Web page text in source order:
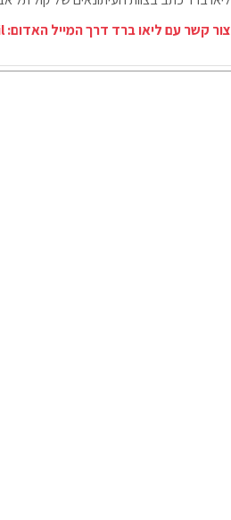
צור קשר עם ליאו ברד דרך המייל האדום: